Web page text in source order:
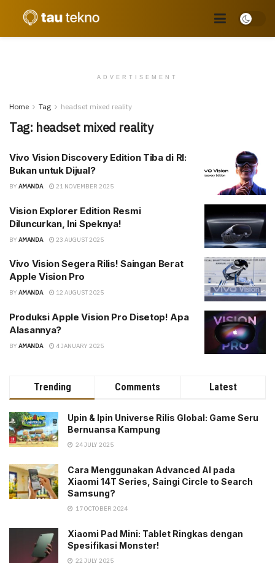
ADVERTISEMENT
Home Tag headset mixed reality
Tag: headset mixed reality
Vivo Vision Discovery Edition Tiba di RI:
Bukan untuk Dijual?
BY AMANDA 21 NOVEMBER 2025
Vision Explorer Edition Resmi
Diluncurkan, Ini Speknya!
BY AMANDA 23 AUGUST 2025
Vivo Vision Segera Rilis! Saingan Berat
Apple Vision Pro
BY AMANDA 12 AUGUST 2025
Produksi Apple Vision Pro Disetop! Apa
Alasannya?
BY AMANDA 4 JANUARY 2025
Trending Comments Latest
Upin & Ipin Universe Rilis Global: Game Seru
Bernuansa Kampung
24 JULY 2025
Cara Menggunakan Advanced AI pada
Xiaomi 14T Series, Saingi Circle to Search
Samsung?
17 OCTOBER 2024
Xiaomi Pad Mini: Tablet Ringkas dengan
Spesifikasi Monster!
22 JULY 2025